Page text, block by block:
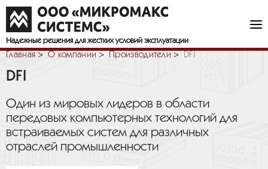
Надежные решения для жестких условий эксплуатации
Главная О компании Производители DFI
DFI
Один из мировых лидеров в области
передовых компьютерных технологий для
встраиваемых систем для различных
отраслей промышленности